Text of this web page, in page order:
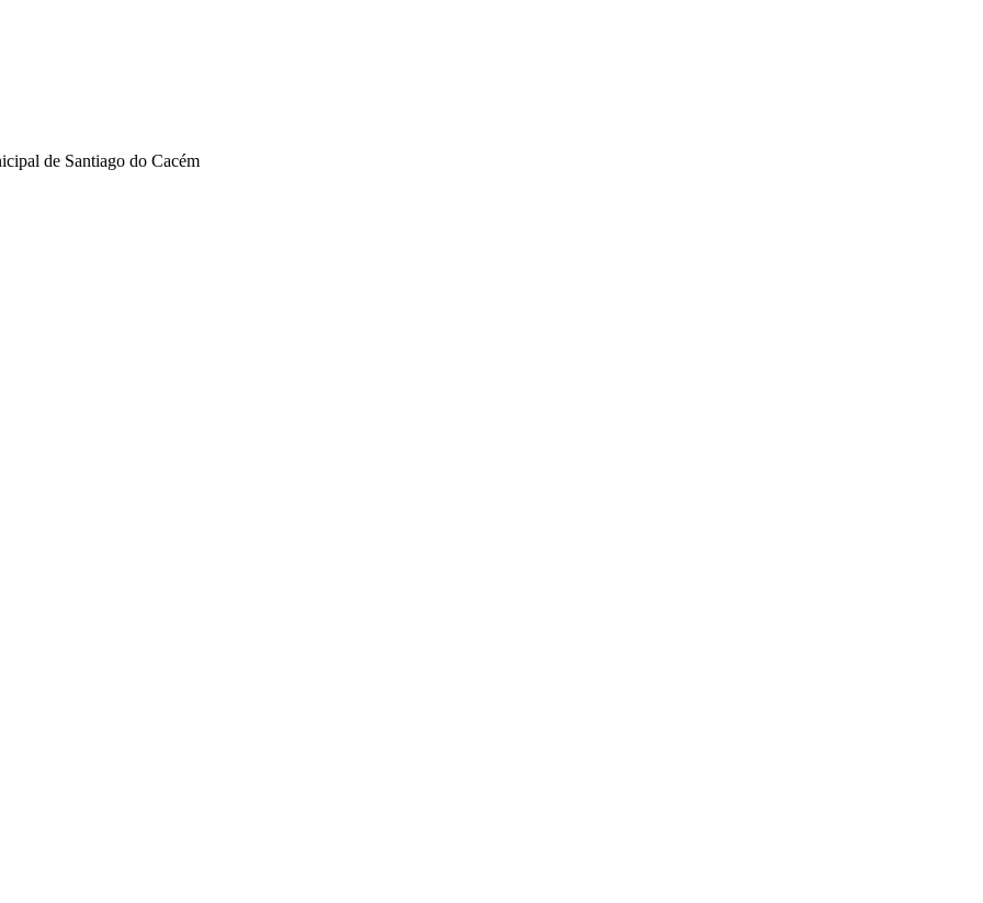
de Santiago do Cacém